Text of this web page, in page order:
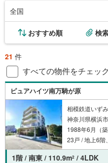
全国
おすすめ順 検
21 件
すべての物件をチェッ
ピュアハイツ南万騎が原
相模鉄道いず
神奈川県横浜
1988年6月（築
23戸 / 地上6階
1階 / 南東 / 110.9m2 / 4LDK